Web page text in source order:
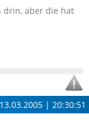
drin, aber die hat
13.03.2005 | 20:30:51